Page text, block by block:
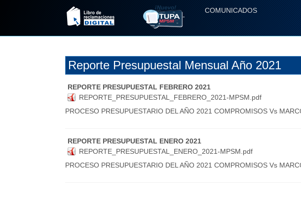
-
COMUNICADOS
Reporte Presupuestal Mensual Año 2021
REPORTE PRESUPUESTAL FEBRERO 2021
REPORTE_PRESUPUESTAL_FEBRERO_2021-MPSM.pdf
PROCESO PRESUPUESTARIO DEL AÑO 2021 COMPROMISOS Vs
REPORTE PRESUPUESTAL ENERO 2021
REPORTE_PRESUPUESTAL_ENERO_2021-MPSM.pdf
PROCESO PRESUPUESTARIO DEL AÑO 2021 COMPROMISOS Vs